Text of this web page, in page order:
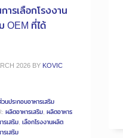
รเลือกโรงงาน
OEM ที่ได้
2026 BY KOVIC
นประกอบอาหารเสริม
ผลิตอาหารเสริม, ผลิตอาหาร
รเสริม, เลือกโรงงานผลิต
รเสริม